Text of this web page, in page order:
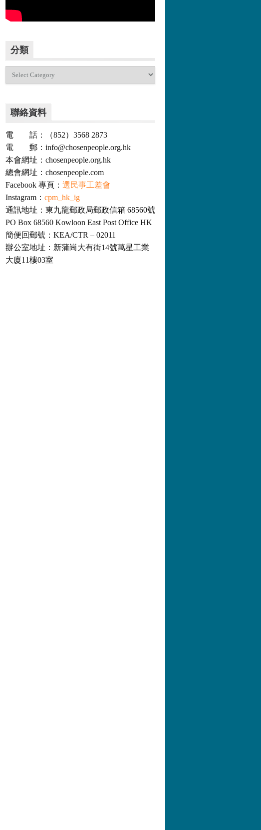
分類
聯絡資料
電 話：（852）3568 2873
電 郵：info@chosenpeople.org.hk
本會網址：chosenpeople.org.hk
總會網址：chosenpeople.com
Facebook 專頁： 選民事工差會
Instagram： cpm_hk_ig
通訊地址：東九龍郵政局郵政信箱 68560號
PO Box 68560 Kowloon East Post Office HK
簡便回郵號：KEA/CTR – 02011
辦公室地址：新蒲崗大有街14號萬星工業
大廈11樓03室